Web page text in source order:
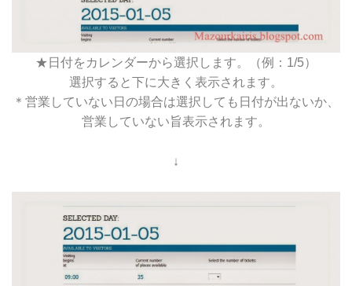
★日付をカレンダーから選択します。（例：1/5）
選択すると下に大きく表示されます。
＊営業していない日の場合は選択しても日付が出ないか、
営業していない旨表示されます。
↓